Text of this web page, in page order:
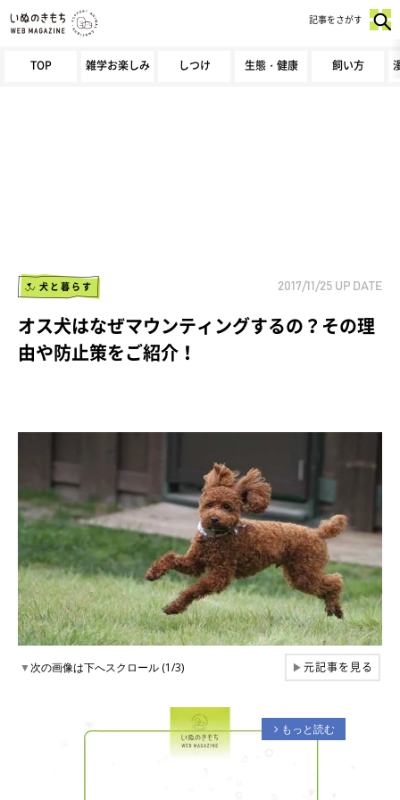
TOP 雑学お楽しみ しつけ 生態・健康 飼い方
記事をさがす
犬と暮らす 2017/11/25 UP DATE
オス犬はなぜマウンティングするの？その理
由や防止策をご紹介！
▼次の画像は下へスクロール (1/3) ▶元記事を見る
arrow_forward_ios もっと読む